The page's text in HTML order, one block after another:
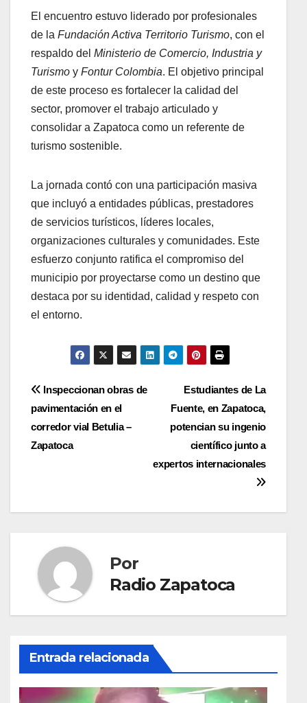
El encuentro estuvo liderado por profesionales
de la Fundación Activa Territorio Turismo, con el
respaldo del Ministerio de Comercio, Industria y
Turismo y Fontur Colombia. El objetivo principal
de este proceso es fortalecer la calidad del
sector, promover el trabajo articulado y
consolidar a Zapatoca como un referente de
turismo sostenible.
La jornada contó con una participación masiva
que incluyó a entidades públicas, prestadores
de servicios turísticos, líderes locales,
organizaciones culturales y comunidades. Este
esfuerzo conjunto ratifica el compromiso del
municipio por proyectarse como un destino que
destaca por su identidad, calidad y respeto con
el entorno.
Navegación
de
entradas
Estudiantes de La
Fuente, en Zapatoca,
potencian su ingenio
científico junto a
expertos internacionales
Inspeccionan obras de
pavimentación en el
corredor vial Betulia –
Zapatoca
Por
Radio Zapatoca
Entrada relacionada